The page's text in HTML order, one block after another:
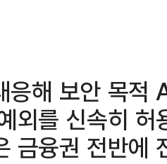
응해 보안 목적
외를 신속히
금융권 전반에